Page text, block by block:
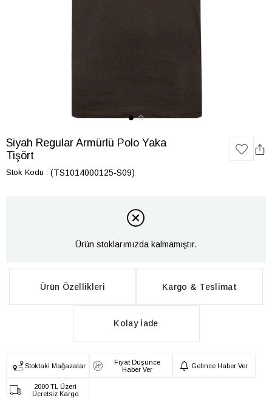
Siyah Regular Armürlü Polo Yaka
Tişört
Stok Kodu (TS1014000125-S09)
Ürün stoklarımızda kalmamıştır.
Ürün Özellikleri Kargo & Teslimat
Kolay İade
Stoktaki Mağazalar
Fiyat Düşünce
Haber Ver
Gelince Haber Ver
2000 TL Üzeri
Ücretsiz Kargo